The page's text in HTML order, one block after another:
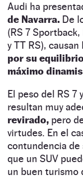
Audi ha
de Navarra. De
(RS 7
y TT RS),
por su
máximo
El peso del RS 7
resultan muy
revirado, pero
virtudes. En el
contundencia de
que un SUV
un buen turismo